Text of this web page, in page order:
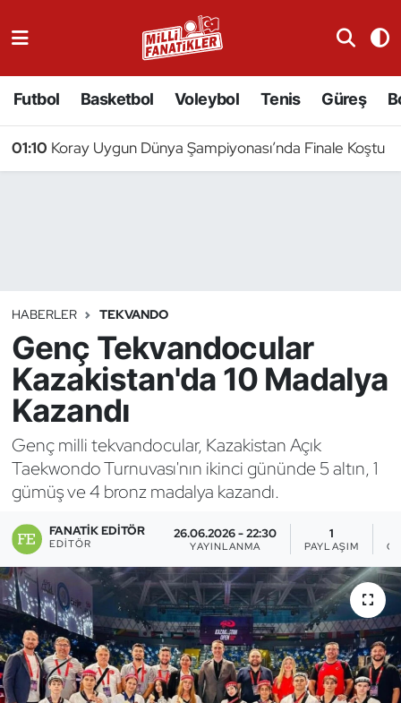
Futbol Basketbol Voleybol Tenis Güreş
01:10 Koray Uygun Dünya Şampiyonası’nda Finale Koştu
HABERLER TEKVANDO
Genç Tekvandocular
Kazakistan'da 10 Madalya
Kazandı
Genç milli tekvandocular, Kazakistan Açık
Taekwondo Turnuvası'nın ikinci gününde 5 altın, 1
gümüş ve 4 bronz madalya kazandı.
FANATIK EDITÖR
EDITÖR
26.06.2026 - 22:30
YAYINLANMA
1
PAYLAŞIM
Badminton
Binicilik
Bisiklet
Boks
Briç
Buz Hokeyi
Buz Pateni
Çim Hokeyi